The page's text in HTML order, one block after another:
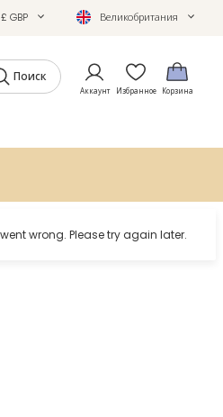
£ GBP Великобритания
Поиск
Аккаунт Избранное Корзина